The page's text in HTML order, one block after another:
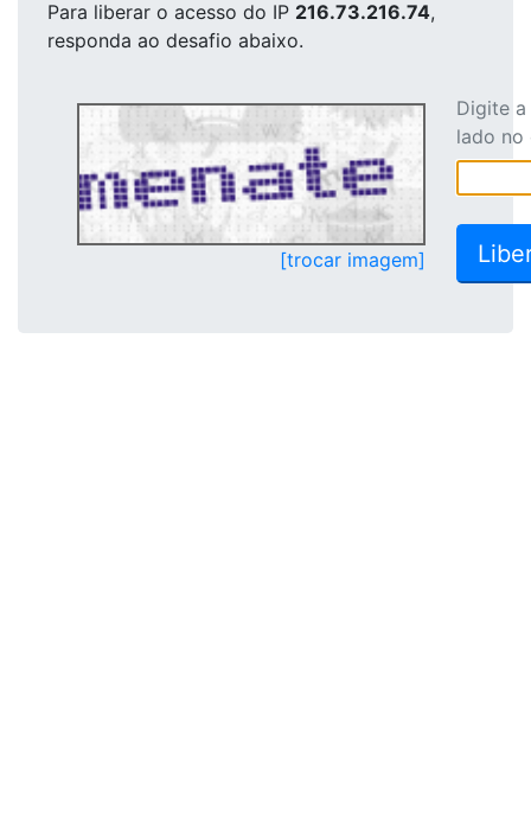
Para liberar o acesso do IP 216.73.216.74,
responda ao desafio abaixo.
[trocar imagem]
Digite
lado no